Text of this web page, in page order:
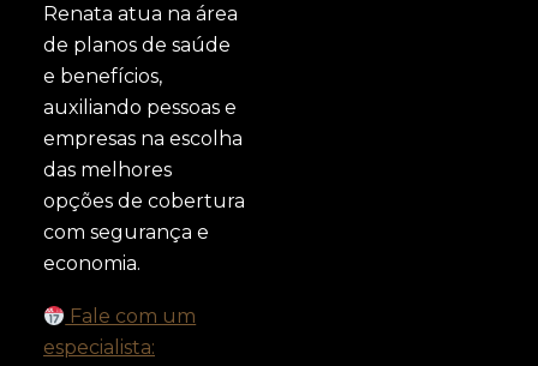
Renata atua na área
de planos de saúde
e benefícios,
auxiliando pessoas e
empresas na escolha
das melhores
opções de cobertura
com segurança e
economia.
Fale com um
especialista: